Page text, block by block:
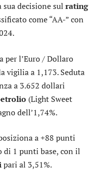
sua decisione sul rating
come “AA-” con
per l’Euro / Dollaro
vigilia a 1,173. Seduta
a 3.652 dollari
(Light Sweet
dell’1,74%.
a +88 punti
di 1 punti base, con il
pari al 3,51%.